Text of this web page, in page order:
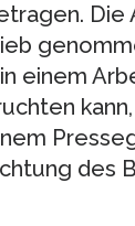
Die
einem
kann,
des